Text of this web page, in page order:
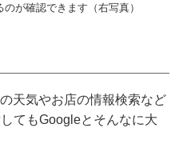
が確認できます（右写真）
天気やお店の情報検索など
てもGoogleとそんなに大